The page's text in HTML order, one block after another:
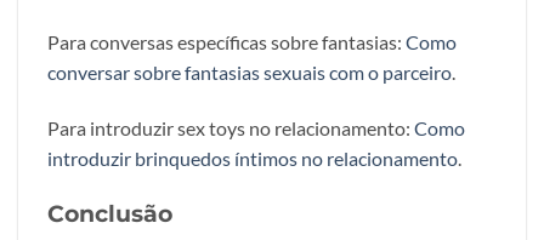
Para conversas específicas sobre fantasias: Como
conversar sobre fantasias sexuais com o parceiro.
Para introduzir sex toys no relacionamento: Como
introduzir brinquedos íntimos no relacionamento.
Conclusão